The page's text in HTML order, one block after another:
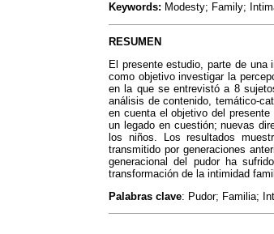
Keywords: Modesty; Family;
RESUMEN
El presente estudio, parte de
como objetivo investigar la
en la que se entrevistó a 8
análisis de contenido, temático-
en cuenta el objetivo del
un legado en cuestión; nuevas
los niños. Los resultados
transmitido por generaciones
generacional del pudor ha
transformación de la intimidad
Palabras clave: Pudor; Familia;